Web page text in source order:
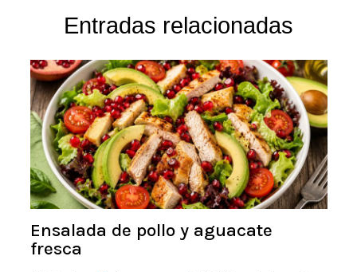
Entradas relacionadas
Ensalada de pollo y aguacate
fresca